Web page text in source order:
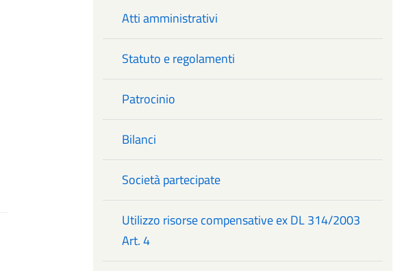
Atti amministrativi
Statuto e regolamenti
Patrocinio
Bilanci
Società partecipate
Utilizzo risorse compensative ex DL 314/2003
Art. 4